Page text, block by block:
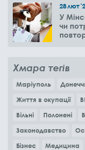
28лют
У
чи
Хмара тегів
Маріуполь
Життя в окупації
Вільні
Полонені
Законодавство
Бізнес
Медицина